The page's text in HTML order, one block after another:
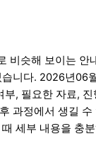
비슷해 보이는 안
니다. 2026년06
, 필요한 자료, 진
과정에서 생길
세부 내용을 충